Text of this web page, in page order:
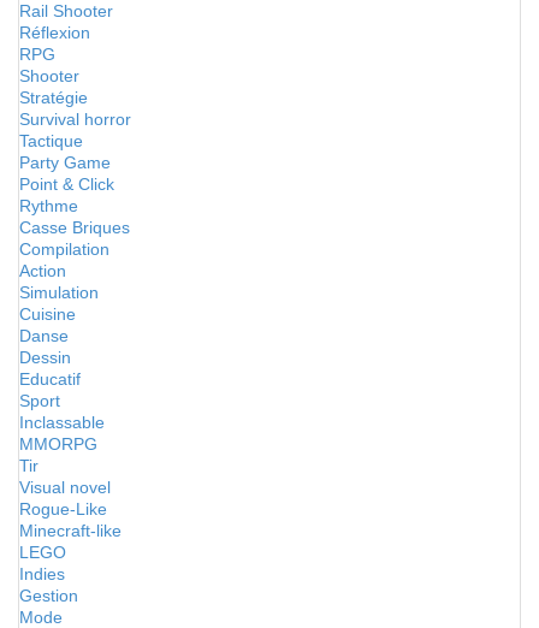
Rail Shooter
Réflexion
RPG
Shooter
Stratégie
Survival horror
Tactique
Party Game
Point & Click
Rythme
Casse Briques
Compilation
Action
Simulation
Cuisine
Danse
Dessin
Educatif
Sport
Inclassable
MMORPG
Tir
Visual novel
Rogue-Like
Minecraft-like
LEGO
Indies
Gestion
Mode